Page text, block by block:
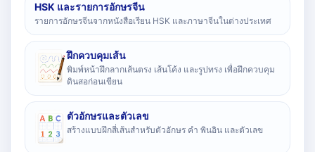
HSK และรายการอักษรจีน
รายการอักษรจีนจากหนังสือเรียน HSK และภาษาจีนในต่างประเทศ
ฝึกควบคุมเส้น
พิมพ์หน้าฝึกลากเส้นตรง เส้นโค้ง และรูปทรง เพื่อฝึกควบคุม
ดินสอก่อนเขียน
ตัวอักษรและตัวเลข
สร้างแบบฝึกสี่เส้นสำหรับตัวอักษร คำ พินอิน และตัวเลข